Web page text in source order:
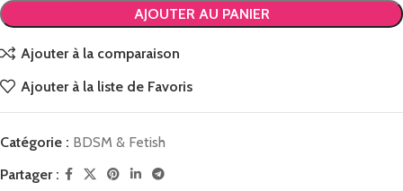
AJOUTER AU PANIER
Ajouter à la comparaison
Ajouter à la liste de Favoris
Catégorie : BDSM & Fetish
Partager :